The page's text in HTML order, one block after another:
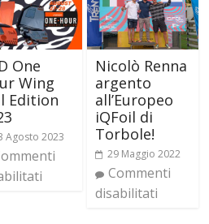
One
Wing
Edition
Agosto 2023
Nicolò Renna
argento
all’Europeo
iQFoil di
Torbole!
29 Maggio 2022
Commenti
disabilitati